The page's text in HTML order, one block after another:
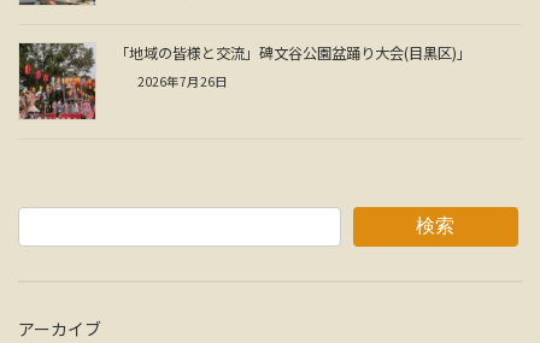
「地域の皆様と交流」碑文谷公園盆踊り大会(目黒区)」
2026年7月26日
検索
アーカイブ